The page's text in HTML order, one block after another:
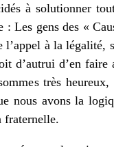
à solutionner
: Les gens des «
l’appel à la
d’autrui d’en
très
nous avons la
fraternelle.